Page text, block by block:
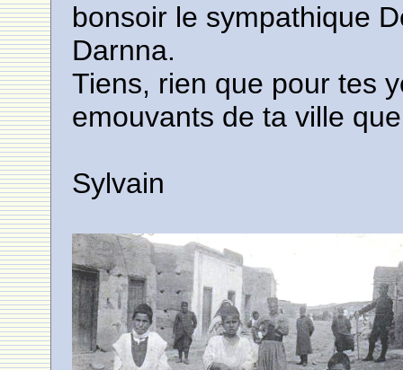
bonsoir le sympathique
Darnna.
Tiens, rien que pour tes
emouvants de ta ville
Sylvain